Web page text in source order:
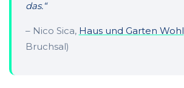
das.“
– Nico Sica, Haus und Garten Wohl
Bruchsal)